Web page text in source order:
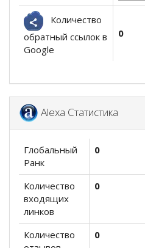
Количество
обратный ссылок в
Google
0
Alexa Статистика
Глобальный
Ранк
0
Количество
входящих
линков
0
Количество
0